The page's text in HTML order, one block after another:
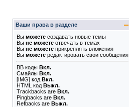
Ваши права в разделе
Вы можете создавать новые темы
Вы не можете отвечать в темах
Вы не можете прикреплять вложения
Вы можете редактировать свои сообщения
BB коды Вкл.
Смайлы Вкл.
[IMG] код Вкл.
HTML код Выкл.
Trackbacks are Вкл.
Pingbacks are Вкл.
Refbacks are Выкл.